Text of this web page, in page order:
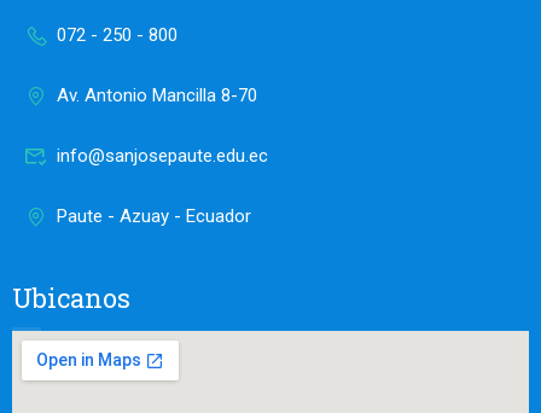
072 - 250 - 800
Av. Antonio Mancilla 8-70
info@sanjosepaute.edu.ec
Paute - Azuay - Ecuador
Ubicanos